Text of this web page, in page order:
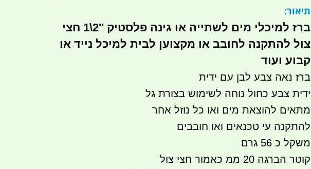
תיאור:
ברז למיכלי מים לשתייה או גינה פלסטיק ''2\1 חצי
צול להתקנה לחובב או מקצוען לבית למיכל נייד או
קבוע ועוד
ברז נאה צבע לבן עם ידית
ידית צבע כחול נוחה לשימוש בצורת גל
מתאים להוצאת מים ואו כל נוזל אחר
להתקנה עי טכנאים ואו חובבים
משקל כ 56 גרם
קוטר הברגה 20 ממ כאמור חצי צול